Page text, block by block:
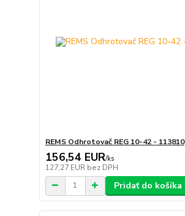
REMS Odhrotovač REG 10-42 - 113810
156,54 EUR/ks
127,27 EUR bez DPH
Pridať do košíka